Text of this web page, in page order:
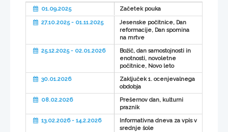
01.09.2025 Začetek pouka
27.10.2025 - 01.11.2025
Jesenske počitnice, Dan
reformacije, Dan spomina
na mrtve
25.12.2025 - 02.01.2026
Božič, dan samostojnosti in
enotnosti, novoletne
počitnice, Novo leto
30.01.2026
Zaključek 1. ocenjevalnega
obdobja
08.02.2026
Prešernov dan, kulturni
praznik
13.02.2026 - 14.2.2026
Informativna dneva za vpis v
srednje šole